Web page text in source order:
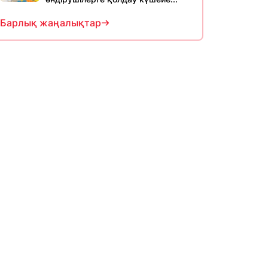
Барлық жаңалықтар